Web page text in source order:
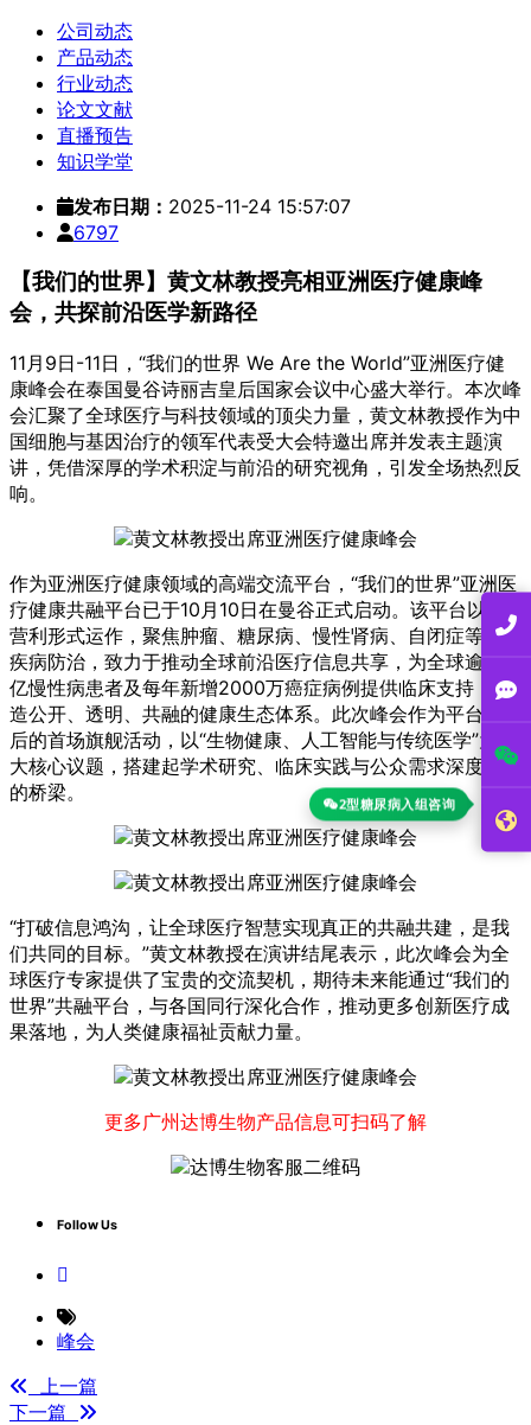
2型糖尿病入组咨询
公司动态
产品动态
行业动态
论文文献
直播预告
知识学堂
发布日期： 2025-11-24 15:57:07
6797
【我们的世界】黄文林教授亮相亚洲医疗健康峰
会，共探前沿医学新路径
11月9日-11日，“我们的世界 We Are the World”亚洲医疗健
康峰会在泰国曼谷诗丽吉皇后国家会议中心盛大举行。本次峰
会汇聚了全球医疗与科技领域的顶尖力量，黄文林教授作为中
国细胞与基因治疗的领军代表受大会特邀出席并发表主题演
讲，凭借深厚的学术积淀与前沿的研究视角，引发全场热烈反
响。
作为亚洲医疗健康领域的高端交流平台，“我们的世界”亚洲医
疗健康共融平台已于10月10日在曼谷正式启动。该平台以非
营利形式运作，聚焦肿瘤、糖尿病、慢性肾病、自闭症等重大
疾病防治，致力于推动全球前沿医疗信息共享，为全球逾10
亿慢性病患者及每年新增2000万癌症病例提供临床支持，打
造公开、透明、共融的健康生态体系。此次峰会作为平台启动
后的首场旗舰活动，以“生物健康、人工智能与传统医学”为三
大核心议题，搭建起学术研究、临床实践与公众需求深度对接
的桥梁。
“打破信息鸿沟，让全球医疗智慧实现真正的共融共建，是我
们共同的目标。”黄文林教授在演讲结尾表示，此次峰会为全
球医疗专家提供了宝贵的交流契机，期待未来能通过“我们的
世界”共融平台，与各国同行深化合作，推动更多创新医疗成
果落地，为人类健康福祉贡献力量。
更多广州达博生物产品信息可扫码了解
Follow Us
峰会
上一篇
下一篇